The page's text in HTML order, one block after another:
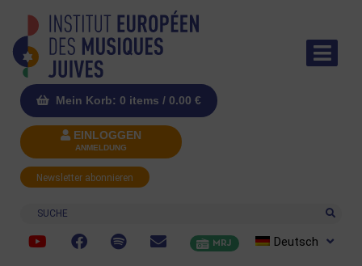
Mein Korb: 0 items / 0.00 €
EINLOGGEN
ANMELDUNG
Newsletter abonnieren
Suche
MRJ Deutsch